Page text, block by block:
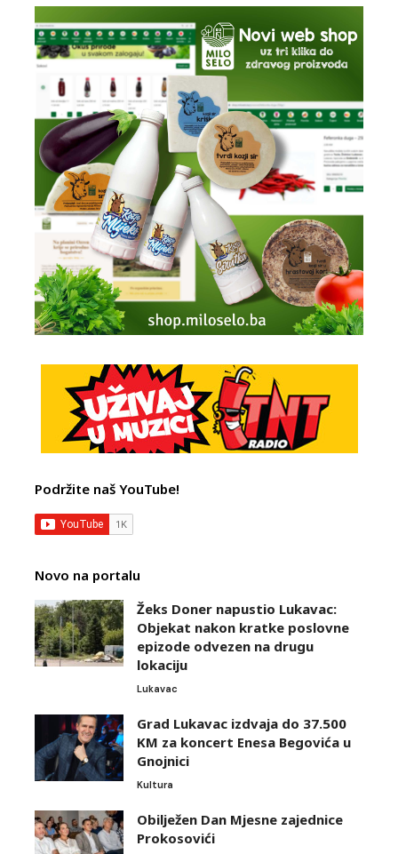
Podržite naš YouTube!
Novo na portalu
Žeks Doner napustio Lukavac:
Objekat nakon kratke poslovne
epizode odvezen na drugu
lokaciju
Lukavac
Grad Lukavac izdvaja do 37.500
KM za koncert Enesa Begovića u
Gnojnici
Kultura
Obilježen Dan Mjesne zajednice
Prokosovići